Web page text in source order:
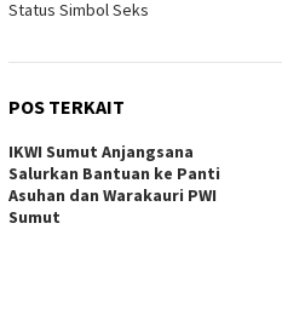
Status Simbol Seks
POS TERKAIT
IKWI Sumut Anjangsana
Salurkan Bantuan ke Panti
Asuhan dan Warakauri PWI
Sumut